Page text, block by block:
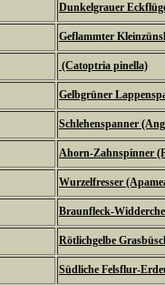
Dunkelgrauer
Geflammter
(Catoptria pinella)
Gelbgrüner
Schlehenspanner
Ahorn-Zahnspinner
Wurzelfresser
Braunfleck-
Rötlichgelbe
Südliche Felsflur-